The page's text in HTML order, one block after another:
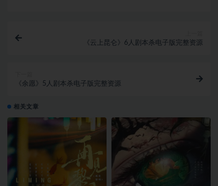
《云上昆仑》6人剧本杀电子版完整资源
《余愿》5人剧本杀电子版完整资源
相关文章